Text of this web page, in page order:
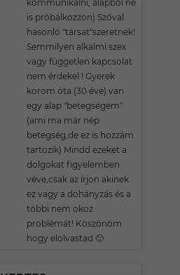
kommunikálni, alapból ne
is próbálkozzon) Szóval
hasonló "társat"szeretnék!
Semmilyen alkalmi szex
vagy független kapcsolat
nem érdekel ! Gyerek
korom óta (30 éve) van
egy alap "betegségem"
(ami ma már nép
betegség,de ez is hozzám
tartozik) Mindd ezeket a
dolgokat figyelemben
véve,csak az írjon akinek
ez vagy a dohányzás és a
többi nem okoz
problémát! Köszönöm
hogy elolvastad 🙂